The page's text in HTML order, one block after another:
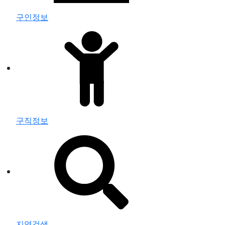
구인정보
구직정보